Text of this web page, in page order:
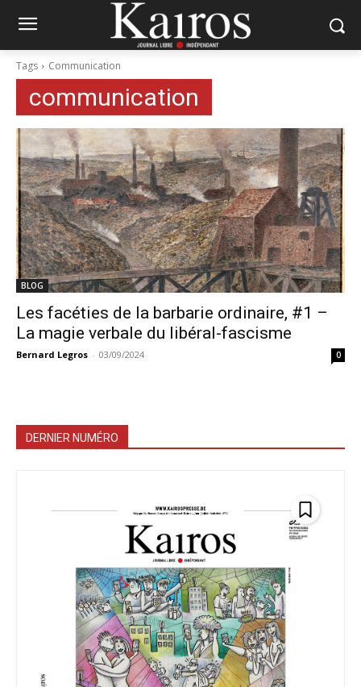
Tags Communication
communication
BLOG
Les facéties de la barbarie ordinaire, #1 –
La magie verbale du libéral-fascisme
Bernard Legros - 03/09/2024 0
DERNIER NUMÉRO